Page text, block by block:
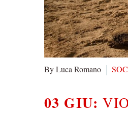
By Luca Romano
03 GIU: